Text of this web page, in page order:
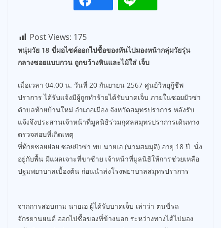
Post Views: 175
หนุ่มวัย 18 ขี่มอไซค์ออกไปซื้อของหันไปมองหน้ากลุ่มวัยรุ่น
กลางซอยแบบกวน ถูกขว้างหินและไม้ใส่ เจ็บ
เมื่อเวลา 04.00 น. วันที่ 20 กันยายน 2567 ศูนย์วิทยุกู้ชีพ
ปราการ ได้รับแจ้งมีผู้ถูกทำร้ายได้รับบาดเจ็บ ภายในซอยยัวซ่า
ตำบลท้ายบ้านใหม่ อำเภอเมือง จังหวัดสมุทรปราการ หลังรับ
แจ้งจึงประสานเจ้าหน้าที่มูลนิธิร่วมกุศลสมุทรปราการเดินทาง
ตรวจสอบที่เกิดเหตุ
ที่ท้ายซอยย่อย ซอยยัวซ่า พบ นายเอ (นามสมมุติ) อายุ 18 ปี นั่ง
อยู่กับพื้น มีแผลเจาะที่ขาซ้าย เจ้าหน้าที่มูลนิธิให้การช่วยเหลือ
ปฐมพยาบาลเบื้องต้น ก่อนนำส่งโรงพยาบาลสมุทรปราการ
จากการสอบถาม นายเอ ผู้ได้รับบาดเจ็บ เล่าว่า ตนขี่รถ
จักรยานยนต์ ออกไปซื้อของที่ข้างนอก ระหว่างทางได้ไปมอง